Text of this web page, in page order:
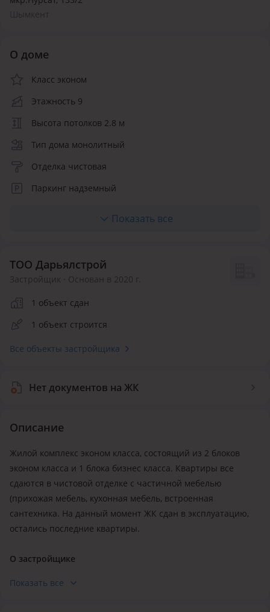
О доме
Класс эконом
Этажность 9
Высота потолков 2.8 м
Тип дома монолитный
Отделка чистовая
Паркинг надземный
Показать все
ТОО Дарьялстрой
Застройщик · Основан в 2020 г.
1 объект сдан
1 объект строится
Все объекты застройщика
Нет документов на ЖК
Описание
Жилой комплекс эконом класса, состоящий из 2 блоков
эконом класса и 1 блока бизнес класса. Квартиры все
сдаются в чистовой отделке с частичной мебелью
(прихожая мебель, кухонная мебель, встроенная
сантехника. На данный момент ЖК сдан в эксплуатацию,
остались последние квартиры.
О застройщике
«Фебгрупп» - это многоэтажные новостройки, созданные
Показать все